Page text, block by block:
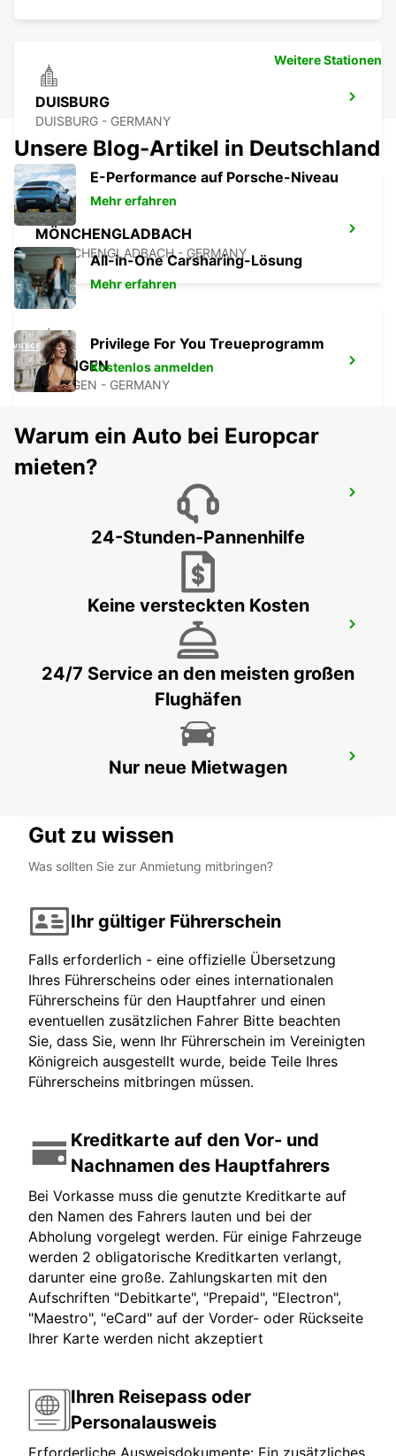
DUISBURG
DUISBURG - GERMANY
MÖNCHENGLADBACH
MOENCHENGLADBACH - GERMANY
RATINGEN
RATINGEN - GERMANY
DÜSSELDORF STADT
DUESSELDORF - GERMANY
DÜSSELDORF HAUPTBAHNHOF
DUESSELDORF - GERMANY
MÜLHEIM AN DER RUHR
MUELHEIM AN DER RUHR - GERMANY
Weitere Stationen
Unsere Blog-Artikel in Deutschland
E-Performance auf Porsche-Niveau
Mehr erfahren
All-in-One Carsharing-Lösung
Mehr erfahren
Privilege For You Treueprogramm
Kostenlos anmelden
Warum ein Auto bei Europcar
mieten?
24-Stunden-Pannenhilfe
Keine versteckten Kosten
24/7 Service an den meisten großen
Flughäfen
Nur neue Mietwagen
Gut zu wissen
Was sollten Sie zur Anmietung mitbringen?
Ihr gültiger Führerschein
Falls erforderlich - eine offizielle Übersetzung
Ihres Führerscheins oder eines internationalen
Führerscheins für den Hauptfahrer und einen
eventuellen zusätzlichen Fahrer Bitte beachten
Sie, dass Sie, wenn Ihr Führerschein im Vereinigten
Königreich ausgestellt wurde, beide Teile Ihres
Führerscheins mitbringen müssen.
Kreditkarte auf den Vor- und
Nachnamen des Hauptfahrers
Bei Vorkasse muss die genutzte Kreditkarte auf
den Namen des Fahrers lauten und bei der
Abholung vorgelegt werden. Für einige Fahrzeuge
werden 2 obligatorische Kreditkarten verlangt,
darunter eine große. Zahlungskarten mit den
Aufschriften "Debitkarte", "Prepaid", "Electron",
"Maestro", "eCard" auf der Vorder- oder Rückseite
Ihrer Karte werden nicht akzeptiert
Ihren Reisepass oder
Personalausweis